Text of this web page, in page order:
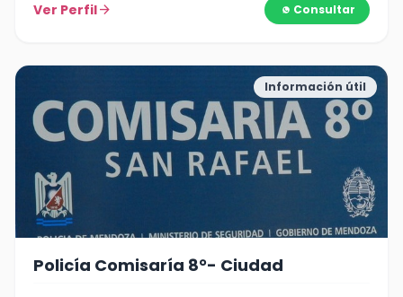
Ver Perfilarrow_forward Consultar
Información útil
Policía Comisaría 8°- Ciudad